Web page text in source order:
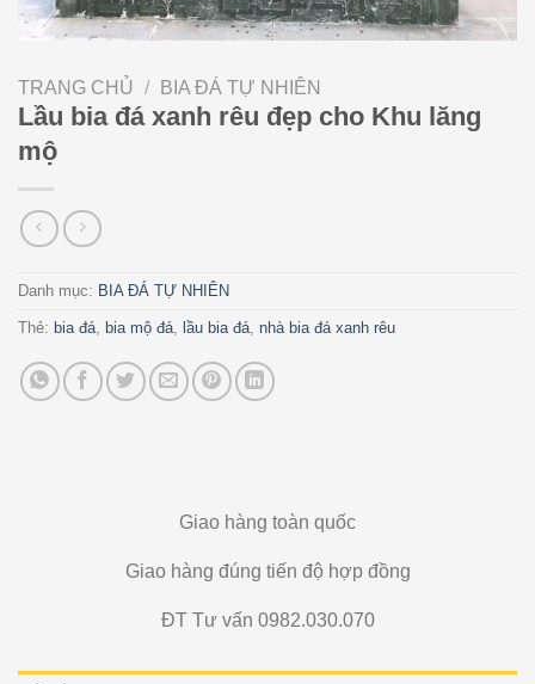
TRANG CHỦ / BIA ĐÁ TỰ NHIÊN
Lầu bia đá xanh rêu đẹp cho Khu lăng
mộ
Danh mục: BIA ĐÁ TỰ NHIÊN
Thẻ: bia đá, bia mộ đá, lầu bia đá, nhà bia đá xanh rêu
Giao hàng toàn quốc
Giao hàng đúng tiến độ hợp đồng
ĐT Tư vấn 0982.030.070